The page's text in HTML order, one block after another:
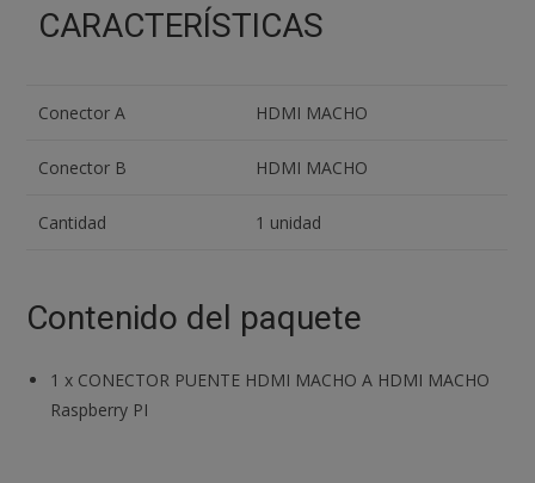
CARACTERÍSTICAS
Conector A HDMI MACHO
Conector B HDMI MACHO
Cantidad 1 unidad
Contenido del paquete
1 x CONECTOR PUENTE HDMI MACHO A HDMI MACHO
Raspberry PI